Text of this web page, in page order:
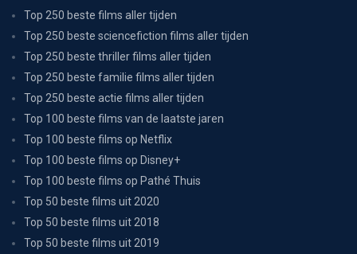
Top 250 beste films aller tijden
Top 250 beste sciencefiction films aller tijden
Top 250 beste thriller films aller tijden
Top 250 beste familie films aller tijden
Top 250 beste actie films aller tijden
Top 100 beste films van de laatste jaren
Top 100 beste films op Netflix
Top 100 beste films op Disney+
Top 100 beste films op Pathé Thuis
Top 50 beste films uit 2020
Top 50 beste films uit 2018
Top 50 beste films uit 2019